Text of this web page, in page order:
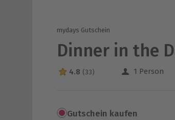
mydays Gutschein
Dinner in the
4.8 Sterne von 5 aus 33
4.8 (33) 1 Person
Gutschein kaufen